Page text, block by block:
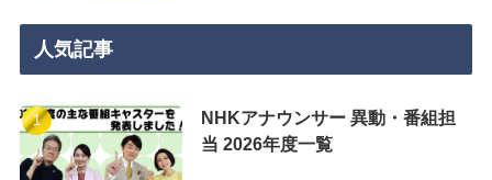
人気記事
NHKアナウンサー 異動・番組担
当 2026年度一覧